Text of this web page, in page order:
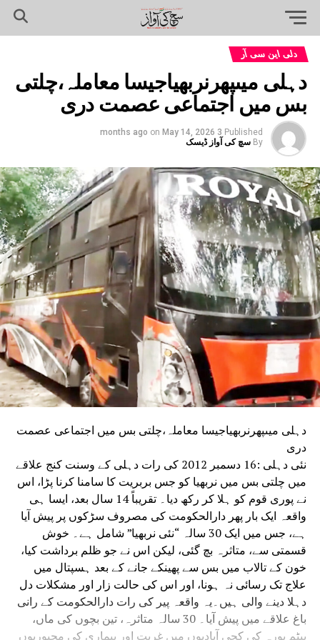
دلی این سی آر
دہلی میںپھرنربھیاجیسا معاملہ،چلتی
بس میں اجتماعی عصمت دری
Published
3 months ago
on May 14, 2026
By سچ کی آواز ڈیسک
دہلی میںپھرنربھیاجیسا معاملہ،چلتی بس میں اجتماعی عصمت
دری
نئی دہلی :16 دسمبر 2012 کی رات دہلی کے وسنت کنج علاقے
میں چلتی بس میں نربھیا کو جس بربریت کا سامنا کرنا پڑا، اس
نے پوری قوم کو ہلا کر رکھ دیا۔ تقریباً 14 سال بعد، ایسا ہی
واقعہ ایک بار پھر دارالحکومت کی مصروف سڑکوں پر پیش آیا
ہے، جس میں ایک 30 سالہ “نئی نربھیا” شامل ہے۔ خوش
قسمتی سے، متاثرہ بچ گئی، لیکن اس نے جو ظلم برداشت کیا،
خون کے تالاب میں بس سے پھینکے جانے کے بعد ہسپتال میں
علاج تک رسائی نہ ہونا، اور اس کی حالت زار اور مشکلات دل
دہلا دینے والی ہیں۔یہ واقعہ پیر کی رات دارالحکومت کے رانی
باغ علاقے میں پیش آیا۔ 30 سالہ متاثرہ، تین بچوں کی ماں،
پیٹم پورہ کی کچی آبادیوں میں غربت اور بیماری کی مجبوریوں